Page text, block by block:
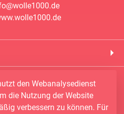
den Webanalysedienst
die Nutzung der Website
verbessern zu können. Für